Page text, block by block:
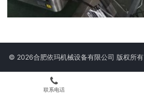
© 2026合肥依玛机械设备有限公司 版权所有
联系电话